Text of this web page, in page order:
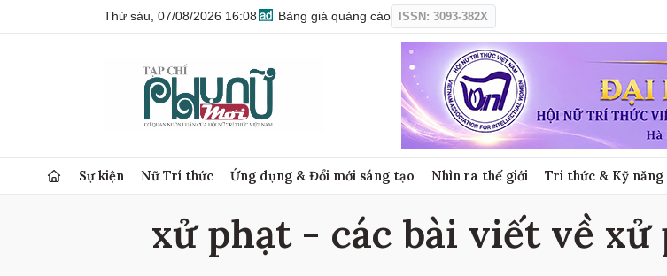
Thứ sáu, 07/08/2026 16:08 Bảng giá quảng cáo ISSN: 3093-382X
Sự kiện Nữ Trí thức Ứng dụng & Đổi mới sáng tạo Nhìn ra thế giới Tri thức & Kỹ năng
xử phạt - các bài viết về